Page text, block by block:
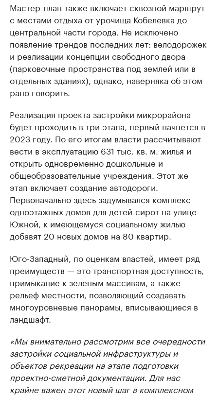
Мастер-план также включает сквозной маршрут
с местами отдыха от урочища Кобелевка до
центральной части города. Не исключено
появление трендов последних лет: велодорожек
и реализации концепции свободного двора
(парковочные пространства под землей или в
отдельных зданиях), однако, наверняка об этом
рано говорить.
Реализация проекта застройки микрорайона
будет проходить в три этапа, первый начнется в
2023 году. По его итогам власти рассчитывают
вести в эксплуатацию 631 тыс. кв. м. жилья и
открыть одновременно дошкольные и
общеобразовательные учреждения. Этот же
этап включает создание автодороги.
Первоначально здесь задумывался комплекс
одноэтажных домов для детей-сирот на улице
Южной, к имеющемуся социальному жилью
добавят 20 новых домов на 80 квартир.
Юго-Западный, по оценкам властей, имеет ряд
преимуществ — это транспортная доступность,
примыкание к зеленым массивам, а также
рельеф местности, позволяющий создавать
многоуровневые панорамы, вписывающиеся в
ландшафт.
«Мы внимательно рассмотрим все очередности
застройки социальной инфраструктуры и
объектов рекреации на этапе подготовки
проектно-сметной документации. Для нас
крайне важен этот новый шаг в комплексном